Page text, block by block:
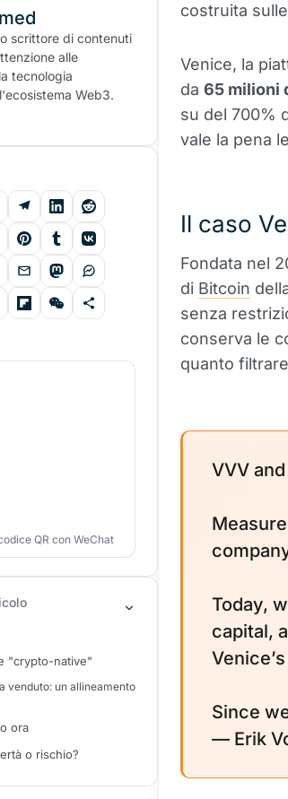
costruita
Venice, la
da 65 milioni
su del 700%
vale la pena
Il caso
Fondata nel
di Bitcoin
senza
conserva le
quanto
VVV
Today,
capital,
Since
— Erik
scrittore di contenuti
alle
tecnologia
Web3.
QR con WeChat
"crypto-native"
venduto: un allineamento
ora
o rischio?